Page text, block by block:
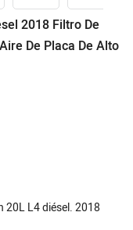
2018 Filtro De
De Placa De Alto
20L L4 diésel. 2018